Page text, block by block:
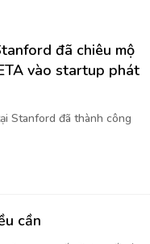
đã chiêu mộ
vào startup phát
Stanford đã thành công
cần